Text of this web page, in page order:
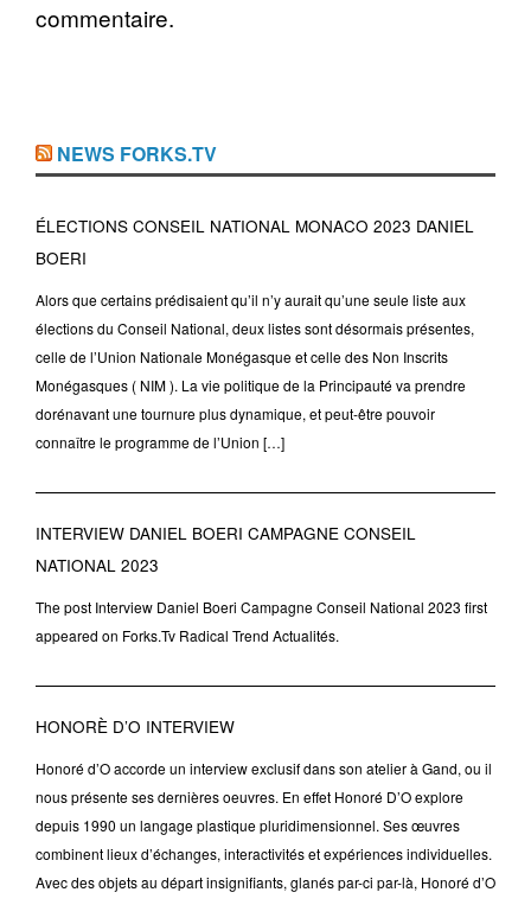
commentaire.
NEWS FORKS.TV
ÉLECTIONS CONSEIL NATIONAL MONACO 2023 DANIEL
BOERI
Alors que certains prédisaient qu’il n’y aurait qu’une seule liste aux
élections du Conseil National, deux listes sont désormais présentes,
celle de l’Union Nationale Monégasque et celle des Non Inscrits
Monégasques ( NIM ). La vie politique de la Principauté va prendre
dorénavant une tournure plus dynamique, et peut-être pouvoir
connaître le programme de l’Union […]
INTERVIEW DANIEL BOERI CAMPAGNE CONSEIL
NATIONAL 2023
The post Interview Daniel Boeri Campagne Conseil National 2023 first
appeared on Forks.Tv Radical Trend Actualités.
HONORÈ D’O INTERVIEW
Honoré d’O accorde un interview exclusif dans son atelier à Gand, ou il
nous présente ses dernières oeuvres. En effet Honoré D’O explore
depuis 1990 un langage plastique pluridimensionnel. Ses œuvres
combinent lieux d’échanges, interactivités et expériences individuelles.
Avec des objets au départ insignifiants, glanés par-ci par-là, Honoré d’O